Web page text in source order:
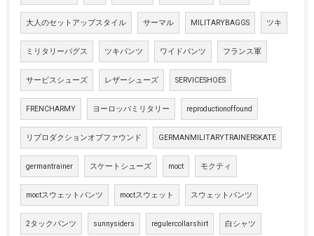
大人のセットアップスタイル サーマル MILITARYBAGGS ツキ
ミリタリーバグス ツキパンツ ワイドパンツ フランス軍
サービスシューズ レザーシューズ SERVICESHOES
FRENCHARMY ヨーロッパミリタリー reproductionoffound
リプロダクションオブファウンド GERMANMILITARYTRAINERSKATE
germantrainer スケートシューズ moct モクティ
moctスウェットパンツ moctスウェット スウェットパンツ
2タックパンツ sunnysiders regulercollarshirt 白シャツ